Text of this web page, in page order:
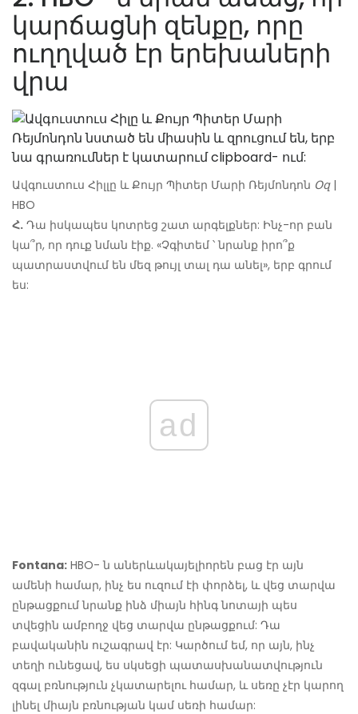
կարճացնի զենքը, որը
ուղղված էր երեխաների
վրա
Ավգուստուս Հիլլը և Քույր Պիտեր Մարի Ռեյմոնդոն Օզ|
HBO
Հ. Դա իսկապես կոտրեց շատ արգելքներ: Ինչ-որ բան
կա՞ր, որ դուք նման էիք. «Չգիտեմ ՝ ​​նրանք իրո՞ք
պատրաստվում են մեզ թույլ տալ դա անել», երբ գրում
ես:
ad
Fontana: HBO- ն աներևակայելիորեն բաց էր այն
ամենի համար, ինչ ես ուզում էի փորձել, և վեց տարվա
ընթացքում նրանք ինձ միայն հինգ նոտայի պես
տվեցին ամբողջ վեց տարվա ընթացքում: Դա
բավականին ուշագրավ էր: Կարծում եմ, որ այն, ինչ
տեղի ունեցավ, ես սկսեցի պատասխանատվություն
զգալ բռնություն չկատարելու համար, և սեռը չէր կարող
լինել միայն բռնության կամ սեռի համար: